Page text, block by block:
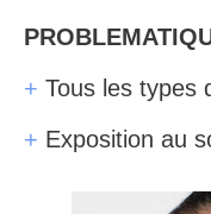
+ Tous les types
+ Exposition au